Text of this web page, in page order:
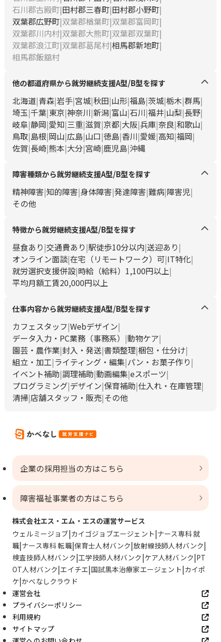
石川郡古殿町 田村郡三春町 田村郡小野町
双葉郡広野町 双葉郡楢葉町 双葉郡富岡町
双葉郡川内村 双葉郡大熊町 双葉郡双葉町
双葉郡浪江町 双葉郡葛尾村 相馬郡新地町
相馬郡飯舘村
他の都道府県から就労継続支援A型/B型を探す
北海道 青森 岩手 宮城 秋田 山形 福島 茨城 栃木 群馬
埼玉 千葉 東京 神奈川 新潟 富山 石川 福井 山梨 長野
岐阜 静岡 愛知 三重 滋賀 京都 大阪 兵庫 奈良 和歌山
鳥取 島根 岡山 広島 山口 徳島 香川 愛媛 高知 福岡
佐賀 長崎 熊本 大分 宮崎 鹿児島 沖縄
障害種類から就労継続支援A型/B型を探す
精神障害 知的障害 身体障害 発達障害 難病 障害児
その他
特徴から就労継続支援A型/B型を探す
昼食あり 交通費あり 駅徒歩10分以内 送迎あり
オンライン面談 在宅（リモートワーク）可 IT特化
就労選択支援併設 時給（給料）1,100円以上
平均月額工賃20,000円以上
仕事内容から就労継続支援A型/B型を探す
カフェスタッフ Webデザイン
データ入力・PC業務（事務系）
動物ケア
園芸・農作業 封入・発送 書類整理 梱包・仕分け
組立・加工 ライティング・編集 パン・お菓子作り
イベント補助 調理補助 動画編集 eスポーツ
プログラミング デザイン 保育補助 仕入れ・在庫管理
清掃 店舗スタッフ・販売 その他
企業の採用担当の方はこちら
障害福祉事業者の方はこちら
株式会社エス・エム・エスの運営サービス
ウェルミージョブ カイゴジョブエージェント ナース専科 就
職 ナース専科 転職 保育士人材バンク 放射線技師人材バンク
検査技師人材バンク 工学技師人材バンク ケア人材バンク PT
OT人材バンク エイチエ 国試黒本治療家エージェント カイポ
ケ かべなしクラウド
運営会社
プライバシーポリシー
利用規約
サイトマップ